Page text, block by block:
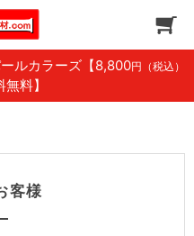
ルカラーズ 【8,800円（税込）
料】
客様